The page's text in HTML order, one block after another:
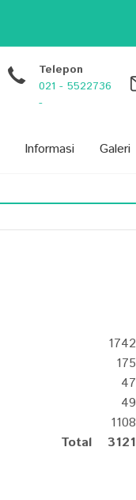
Telepon
021 - 5522736
-
Informasi Galeri
1742
175
47
49
1108
Total
3121